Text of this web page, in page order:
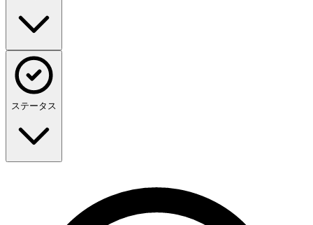
ステータス